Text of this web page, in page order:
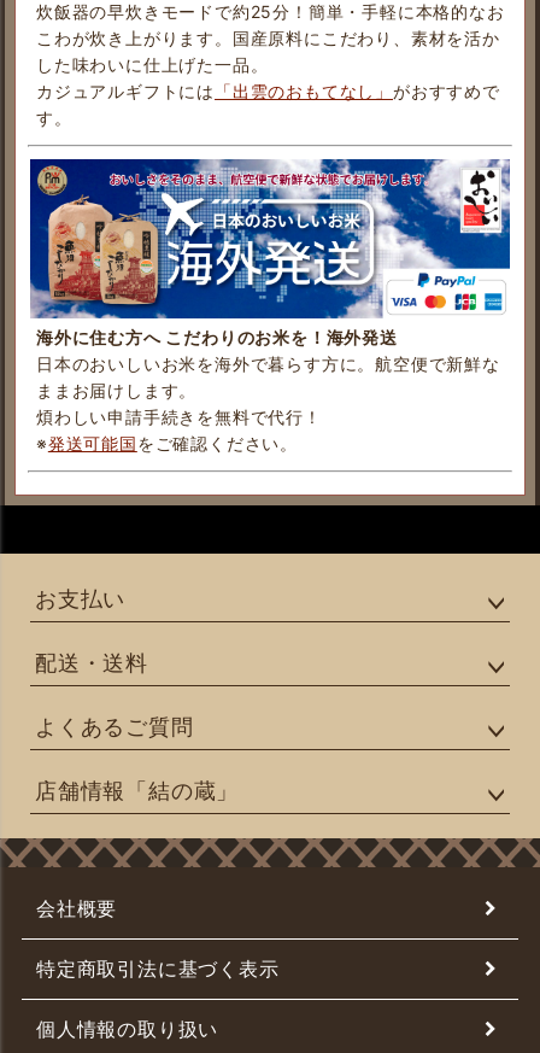
炊飯器の早炊きモードで約25分！簡単・手軽に本格的なお
こわが炊き上がります。国産原料にこだわり、素材を活か
した味わいに仕上げた一品。
カジュアルギフトには 「出雲のおもてなし」がおすすめで
す。
海外に住む方へ こだわりのお米を！海外発送
日本のおいしいお米を海外で暮らす方に。航空便で新鮮な
ままお届けします。
煩わしい申請手続きを無料で代行！
※発送可能国をご確認ください。
お支払い
配送・送料
よくあるご質問
店舗情報「結の蔵」
会社概要
特定商取引法に基づく表示
個人情報の取り扱い